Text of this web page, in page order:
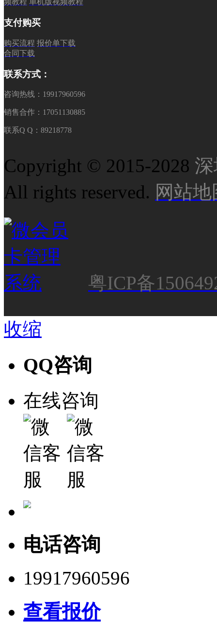
频教程 单机版视频教程
支付购买
购买流程 报价单下载
合同下载
联系方式：
咨询热线：19917960596
销售合作：17051130885
联系Q Q：89218778
Copyright © 2015-2028
All rights reserved. 网站地
粤ICP备
收缩
QQ咨询
在线咨询
电话咨询
19917960596
查看报价